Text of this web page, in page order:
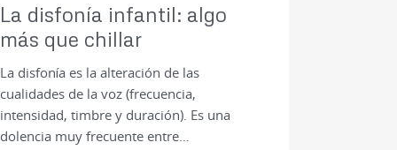
La disfonía infantil: algo
más que chillar
La disfonía es la alteración de las
cualidades de la voz (frecuencia,
intensidad, timbre y duración). Es una
dolencia muy frecuente entre…